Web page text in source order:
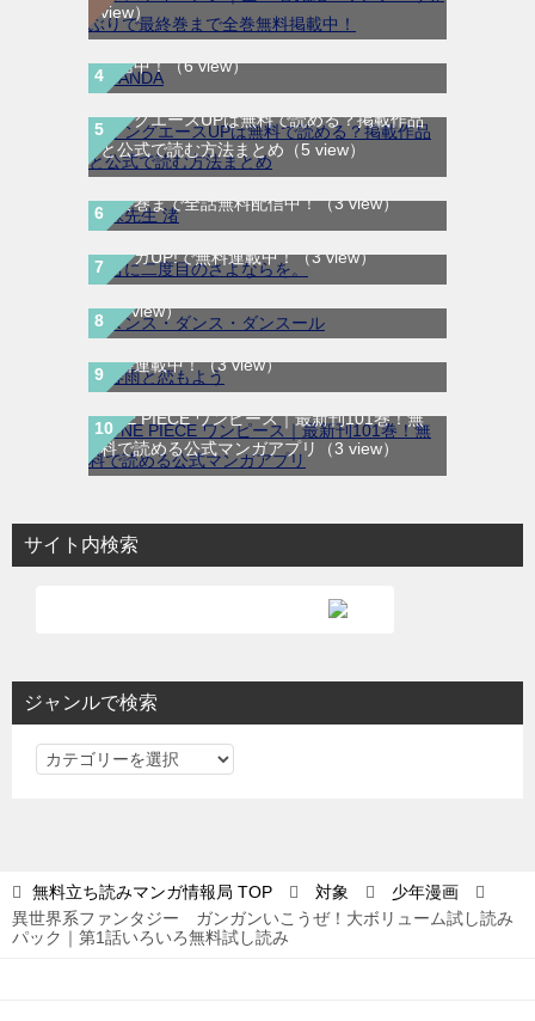
view）
SANDA｜最新刊第3巻！マンガBANGで無料
配信中！（6 view）
ヤングエースUPは無料で読める？掲載作品
と公式で読む方法まとめ （5 view）
妹先生 渚｜全5巻完結！サンデーうぇぶりで
最終巻まで全話無料配信中！（3 view）
君に二度目のさよならを。｜最新刊第2巻！
マンガUP!で無料連載中！（3 view）
ダンス・ダンス・ダンスール｜最新刊第25
巻！全話無料で読める公式マンガアプリ！
（3 view）
春雨と恋もよう｜全3巻完結！マンガMeeで
無料連載中！（3 view）
ONE PIECE ワンピース｜最新刊101巻！無
料で読める公式マンガアプリ
（3 view）
サイト内検索
ジャンルで検索
ジ
検
索
無料立ち読みマンガ情報局 TOP 対象
少年漫画
異世界系ファンタジー ガンガンいこうぜ！大ボリューム試し読み
パック｜第1話いろいろ無料試し読み